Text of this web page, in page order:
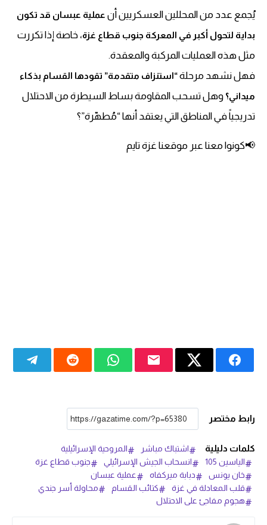
يُجمع عدد من المحللين العسكريين أن عملية عبسان قد تكون
بداية لتحول أكبر في المعركة جنوب قطاع غزة، خاصة إذا تكررت
مثل هذه العمليات المركبة والمعقدة.
فهل نشهد مرحلة“استنزاف متقدمة” تقودها القسام بذكاء
ميداني؟ وهل تسحب المقاومة بساط السيطرة من الاحتلال
تدريجياً في المناطق التي يعتقد أنها “مُطهّرة”؟
📢كونوا معنا عبر موقعنا غزة تايم
رابط مختصر
كلمات دليلية اشتباك مباشر
المروحية الإسرائيلية
الياسين 105
انسحاب الجيش الإسرائيلي
جنوب قطاع غزة
خان يونس
دبابة ميركفاه
عملية عبسان
قلب المعادلة في غزة
كتائب القسام
محاولة أسر جندي
هجوم مفاجئ على الاحتلال